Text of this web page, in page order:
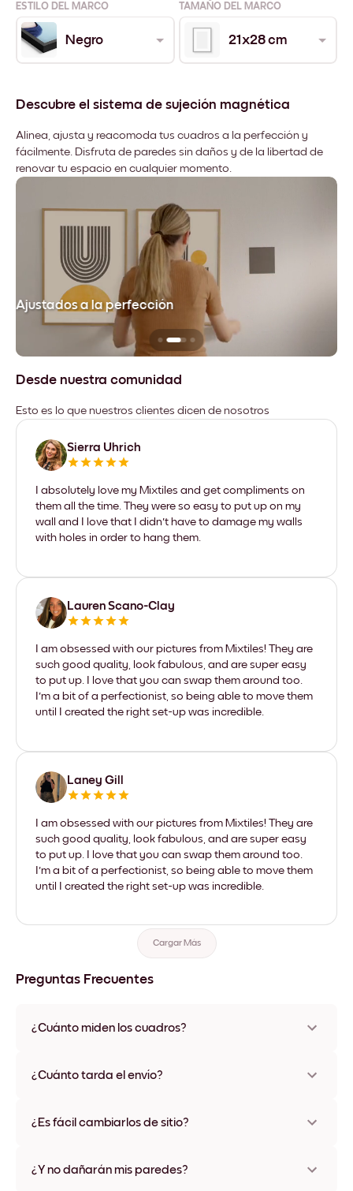
ESTILO DEL MARCO TAMAÑO DEL MARCO
Negro 21x28 cm
Descubre el sistema de sujeción magnética
Alinea, ajusta y reacomoda tus cuadros a la perfección y
fácilmente. Disfruta de paredes sin daños y de la libertad de
renovar tu espacio en cualquier momento.
Ajustados a la perfección
Desde nuestra comunidad
Esto es lo que nuestros clientes dicen de nosotros
Sierra Uhrich
I absolutely love my Mixtiles and get compliments on
them all the time. They were so easy to put up on my
wall and I love that I didn't have to damage my walls
with holes in order to hang them.
Lauren Scano-Clay
I am obsessed with our pictures from Mixtiles! They are
such good quality, look fabulous, and are super easy
to put up. I love that you can swap them around too.
I'm a bit of a perfectionist, so being able to move them
until I created the right set-up was incredible.
Laney Gill
I am obsessed with our pictures from Mixtiles! They are
such good quality, look fabulous, and are super easy
to put up. I love that you can swap them around too.
I'm a bit of a perfectionist, so being able to move them
until I created the right set-up was incredible.
Cargar Más
Preguntas Frecuentes
¿Cuánto miden los cuadros?
varios materiales y colores de marco, incluidas opciones sin
¿Cuánto tarda el envío?
disponibles en algunos países. Te enviaremos un número de
¿Es fácil cambiarlos de sitio?
ningún daño
¿Y no dañarán mis paredes?